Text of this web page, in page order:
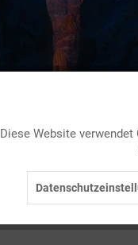
Diese Website